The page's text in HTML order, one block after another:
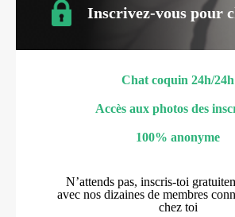
Inscrivez-vous pour
Chat coquin 24h/24h
Accès aux photos des
100% anonyme
N’attends pas, inscris-toi
avec nos dizaines de membres
chez toi